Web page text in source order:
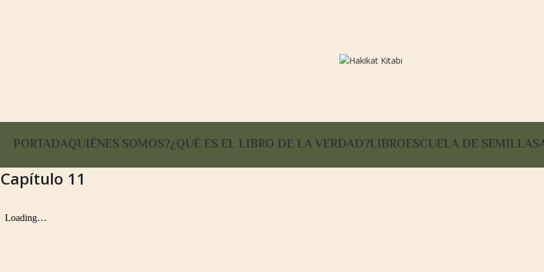
PORTADAQUIÉNES SOMOS?¿QUÉ ES EL LIBRO DE LA VERDAD?LIBROESCUELA DE SEMILLAS
Capítulo 11